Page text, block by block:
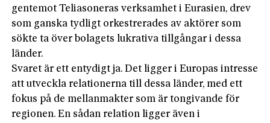
gentemot Teliasoneras verksamhet i Eu­rasien, drev
som ganska tydligt orkestrerades av aktörer som
sökte ta över bolagets lukrativa tillgångar i dessa
länder.
Svaret är ett entydigt ja. Det ligger i Europas intresse
att utveckla relationerna till dessa länder, med ett
fokus på de mellanmakter som är tongivande för
regionen. En sådan relation ligger även i